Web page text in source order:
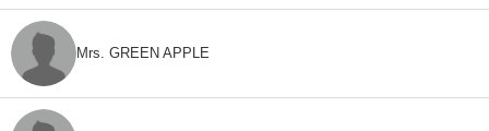
Mrs. GREEN APPLE